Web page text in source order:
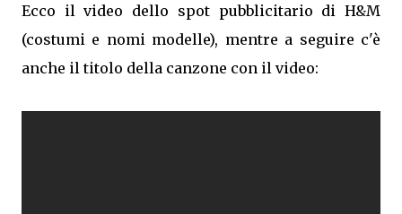
Ecco il video dello spot pubblicitario di H&M
(costumi e nomi modelle), mentre a seguire c'è
anche il titolo della canzone con il video: